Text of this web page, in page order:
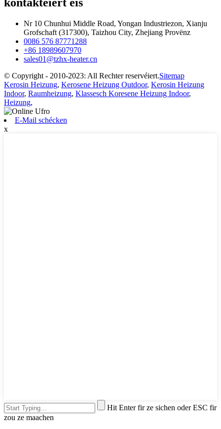
Nr 10 Chunhui Middle Road, Yongan Industriezon, Xianju
Grofschaft (317300), Taizhou City, Zhejiang Provënz
0086 576 87771288
+86 18989607970
sales01@tzhx-heater.cn
© Copyright - 2010-2023: All Rechter reservéiert.Sitemap
Kerosin Heizung, Kerosene Heizung Outdoor, Kerosin Heizung
Indoor, Raumheizung, Klassesch Koresene Heizung Indoor,
Heizung,
E-Mail schécken
x
Hit Enter fir ze sichen oder ESC fir
zou ze maachen